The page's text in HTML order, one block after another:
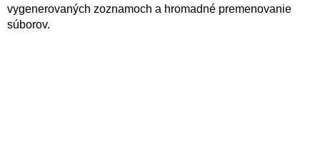
vygenerovaných zoznamoch a hromadné premenovanie
súborov.